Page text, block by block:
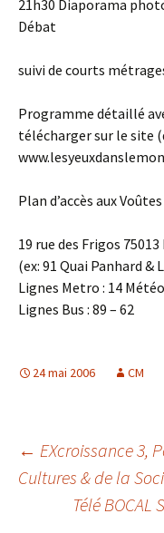
21h30 Diaporama
Débat
suivi de courts
Programme détaillé
télécharger sur le site
Plan d’accès aux Voûtes
19 rue des Frigos 75013
(ex: 91 Quai Panhard &
Lignes Metro : 14
Lignes Bus : 89 – 62
24 mai 2006 CM
← EXcroissance 3,
Cultures & de la
Télé